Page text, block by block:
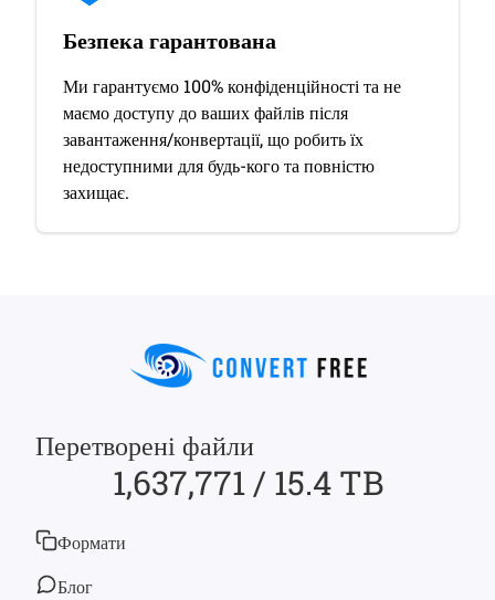
Безпека гарантована
Ми гарантуємо 100% конфіденційності та не
маємо доступу до ваших файлів після
завантаження/конвертації, що робить їх
недоступними для будь-кого та повністю
захищає.
Перетворені файли
1,637,771 / 15.4 TB
Формати
Блог